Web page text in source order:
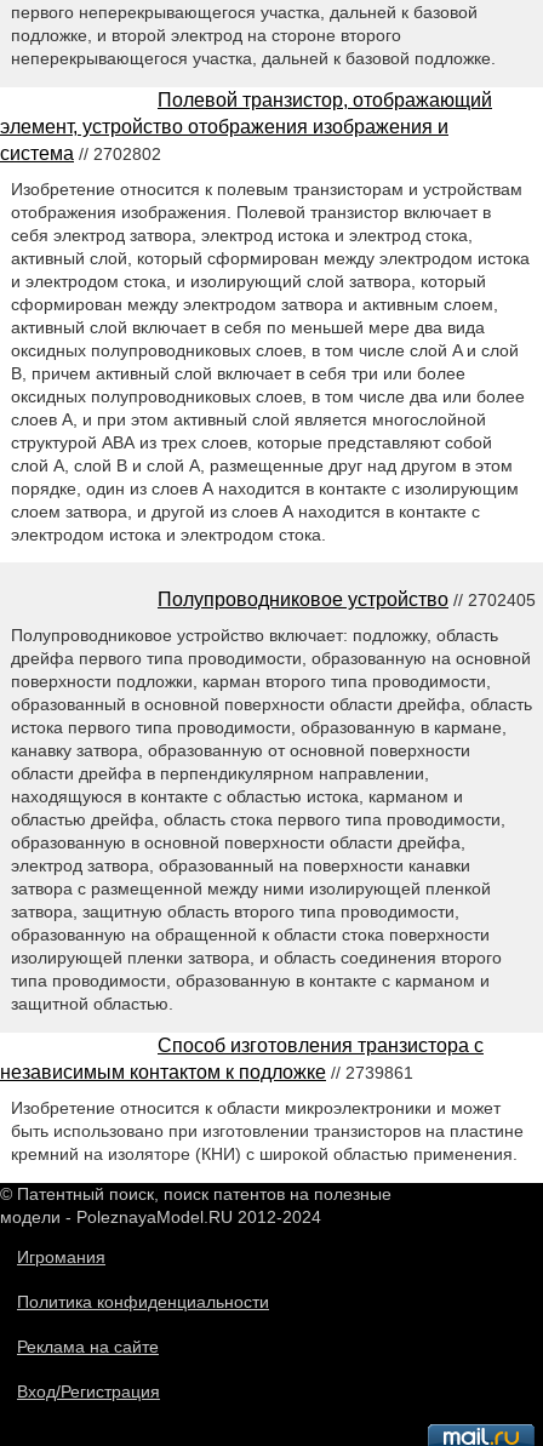
первого неперекрывающегося участка, дальней к базовой
подложке, и второй электрод на стороне второго
неперекрывающегося участка, дальней к базовой подложке.
Полевой транзистор, отображающий
элемент, устройство отображения изображения и
система // 2702802
Изобретение относится к полевым транзисторам и устройствам
отображения изображения. Полевой транзистор включает в
себя электрод затвора, электрод истока и электрод стока,
активный слой, который сформирован между электродом истока
и электродом стока, и изолирующий слой затвора, который
сформирован между электродом затвора и активным слоем,
активный слой включает в себя по меньшей мере два вида
оксидных полупроводниковых слоев, в том числе слой A и слой
B, причем активный слой включает в себя три или более
оксидных полупроводниковых слоев, в том числе два или более
слоев A, и при этом активный слой является многослойной
структурой АВА из трех слоев, которые представляют собой
слой А, слой В и слой А, размещенные друг над другом в этом
порядке, один из слоев А находится в контакте с изолирующим
слоем затвора, и другой из слоев А находится в контакте с
электродом истока и электродом стока.
Полупроводниковое устройство // 2702405
Полупроводниковое устройство включает: подложку, область
дрейфа первого типа проводимости, образованную на основной
поверхности подложки, карман второго типа проводимости,
образованный в основной поверхности области дрейфа, область
истока первого типа проводимости, образованную в кармане,
канавку затвора, образованную от основной поверхности
области дрейфа в перпендикулярном направлении,
находящуюся в контакте с областью истока, карманом и
областью дрейфа, область стока первого типа проводимости,
образованную в основной поверхности области дрейфа,
электрод затвора, образованный на поверхности канавки
затвора с размещенной между ними изолирующей пленкой
затвора, защитную область второго типа проводимости,
образованную на обращенной к области стока поверхности
изолирующей пленки затвора, и область соединения второго
типа проводимости, образованную в контакте с карманом и
защитной областью.
Способ изготовления транзистора с
независимым контактом к подложке // 2739861
Изобретение относится к области микроэлектроники и может
быть использовано при изготовлении транзисторов на пластине
кремний на изоляторе (КНИ) с широкой областью применения.
© Патентный поиск, поиск патентов на полезные
модели - PoleznayaModel.RU 2012-2024
Игромания
Политика конфиденциальности
Реклама на сайте
Вход/Регистрация